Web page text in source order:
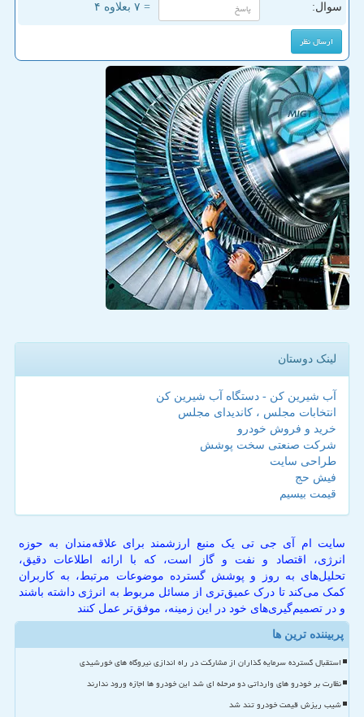
سوال: = ۷ بعلاوه ۴
لینک دوستان
آب شیرین کن - دستگاه آب شیرین کن
انتخابات مجلس ، کاندیدای مجلس
خرید و فروش خودرو
شرکت صنعتی سخت پوشش
طراحی سایت
فیش حج
قیمت بیسیم
سایت ام آی جی تی یک منبع ارزشمند برای علاقه‌مندان به حوزه
انرژی، اقتصاد و نفت و گاز است، که با ارائه اطلاعات دقیق،
تحلیل‌های به روز و پوشش گسترده موضوعات مرتبط، به کاربران
کمک می‌کند تا درک عمیق‌تری از مسائل مربوط به انرژی داشته باشند
و در تصمیم‌گیری‌های خود در این زمینه، موفق‌تر عمل کنند
پربیننده ترین ها
استقبال گسترده سرمایه گذاران از مشارکت در راه اندازی نیروگاه های خورشیدی
نظارت بر خودرو های وارداتی دو مرحله ای شد این خودرو ها اجازه ورود ندارند
شیب ریزش قیمت خودرو تند شد